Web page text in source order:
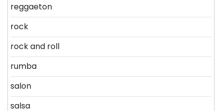
reggaeton
rock
rock and roll
rumba
salon
salsa